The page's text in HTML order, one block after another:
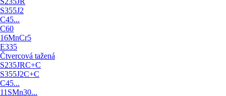
S355J2
C45...
C60
16MnCr5
E335
Čtvercová tažená
S235JRC+C
S355J2C+C
C45...
11SMn30...